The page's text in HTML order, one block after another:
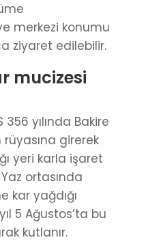
merkezi konumu
ziyaret edilebilir.
mucizesi
yılında Bakire
girerek
yeri karla işaret
ortasında
kar yağdığı
5 Ağustos’ta bu
kutlanır.